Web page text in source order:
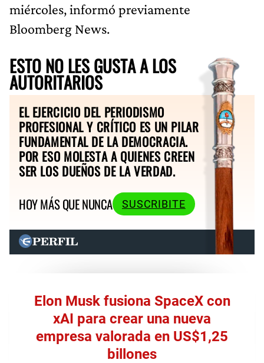
miércoles, informó previamente
Bloomberg News.
ESTO NO LES GUSTA A LOS
AUTORITARIOS
EL EJERCICIO DEL PERIODISMO
PROFESIONAL Y CRÍTICO ES UN PILAR
FUNDAMENTAL DE LA DEMOCRACIA.
POR ESO MOLESTA A QUIENES CREEN
SER LOS DUEÑOS DE LA VERDAD.
HOY MÁS QUE NUNCA
SUSCRIBITE
Elon Musk fusiona SpaceX con
xAI para crear una nueva
empresa valorada en US$1,25
billones